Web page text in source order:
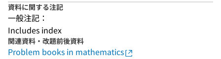
資料に関する注記
一般注記：
Includes index
関連資料・改題前後資料
Problem books in mathematics